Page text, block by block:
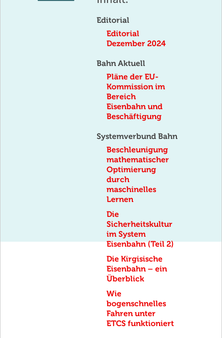
Editorial
Editorial
Dezember 2024
Bahn Aktuell
Pläne der EU-
Kommission im
Bereich
Eisenbahn und
Beschäftigung
Systemverbund Bahn
Beschleunigung
mathematischer
Optimierung
durch
maschinelles
Lernen
Die
Sicherheitskultur
im System
Eisenbahn (Teil 2)
Die Kirgisische
Eisenbahn – ein
Überblick
Wie
bogenschnelles
Fahren unter
ETCS funktioniert